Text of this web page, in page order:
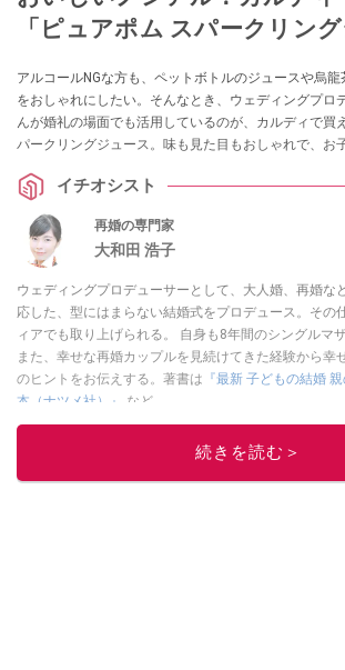
「ピュアポム スパークリング
アルコールNGな方も、ペットボトルのジュースや烏
をおしゃれにしたい。そんなとき、ウェディングプロ
んが婚礼の場面でも活用しているのが、カルディで買
パークリングジュース。味も見た目もおしゃれで、お
のだとか。イチオシスト
再婚の専門家
大和田 浩子
ウェディングプロデューサーとして、大人婚、再婚な
応した、型にはまらない結婚式をプロデュース。その
ィアでも取り上げられる。 自身も8年間のシングルマ
また、幸せな再婚カップルを見続けてきた経験から幸
のヒントをお伝えする。著書は 『最新 子どもの結婚
本（ナツメ社）』 など
続きを読む＞